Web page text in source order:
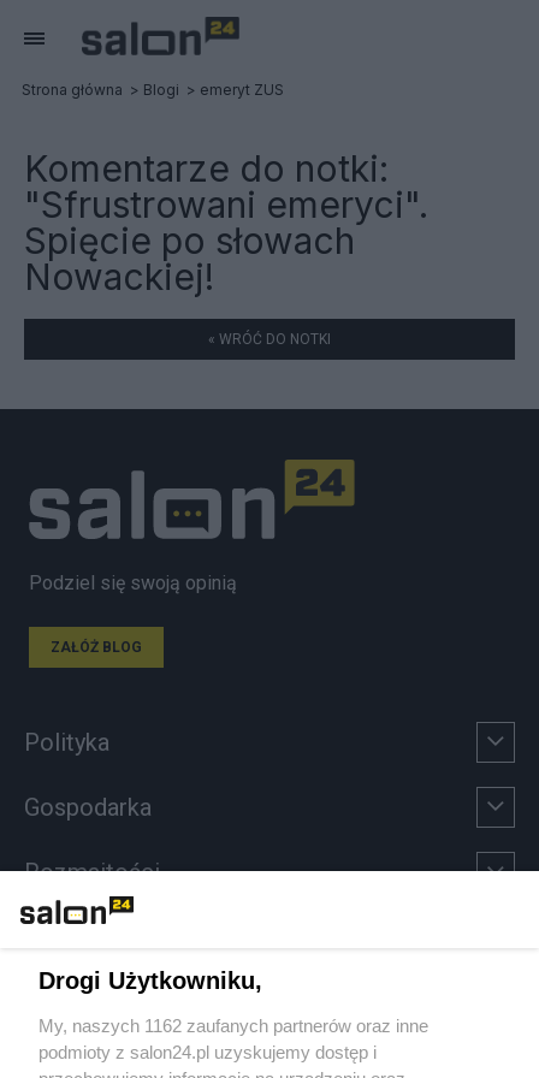
Strona główna Blogi emeryt ZUS
Komentarze do notki:
"Sfrustrowani emeryci".
Spięcie po słowach
Nowackiej!
« WRÓĆ DO NOTKI
Podziel się swoją opinią
ZAŁÓŻ BLOG
Polityka
Gospodarka
Rozmaitości
Sport
Społeczeństwo
Drogi Użytkowniku,
My, naszych 1162 zaufanych partnerów oraz inne
podmioty z salon24.pl uzyskujemy dostęp i